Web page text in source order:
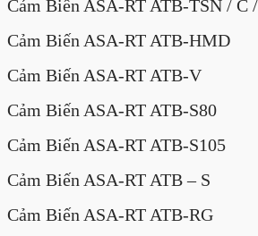
Cảm Biến ASA-RT ATB-TSN / C
Cảm Biến ASA-RT ATB-HMD
Cảm Biến ASA-RT ATB-V
Cảm Biến ASA-RT ATB-S80
Cảm Biến ASA-RT ATB-S105
Cảm Biến ASA-RT ATB – S
Cảm Biến ASA-RT ATB-RG